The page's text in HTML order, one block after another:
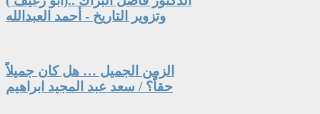
وتزوير التاريخ - أحمد العبدالله
الزمن الجميل … هل كان جميلاً
حقاً؟ / سعد عبد المجيد ابراهيم